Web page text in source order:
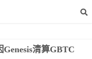
清算GBTC